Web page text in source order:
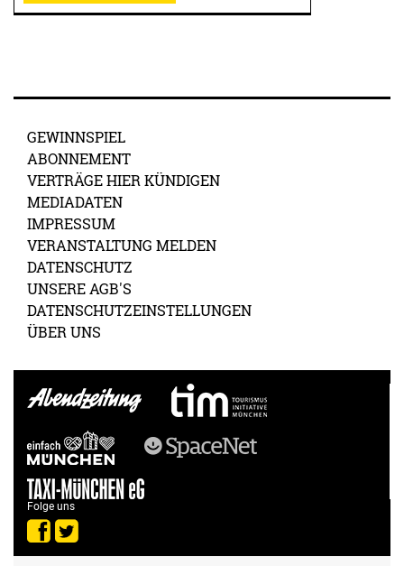
GEWINNSPIEL
ABONNEMENT
VERTRÄGE HIER KÜNDIGEN
MEDIADATEN
IMPRESSUM
VERANSTALTUNG MELDEN
DATENSCHUTZ
UNSERE AGB'S
DATENSCHUTZEINSTELLUNGEN
ÜBER UNS
Folge uns